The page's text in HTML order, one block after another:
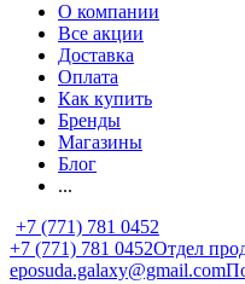
О компании
Все акции
Доставка
Оплата
Как купить
Бренды
Магазины
Блог
...
+7 (771) 781 0452
+7 (771) 781 0452Отдел
eposuda.galaxy@gmail.com